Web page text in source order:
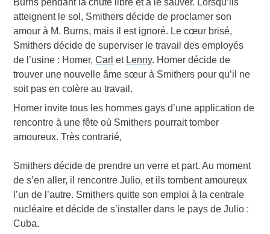
Burns pendant la chute libre et à le sauver. Lorsqu’ils
atteignent le sol, Smithers décide de proclamer son
amour à M. Burns, mais il est ignoré. Le cœur brisé,
Smithers décide de superviser le travail des employés
de l’usine : Homer,Carl et Lenny. Homer décide de
trouver une nouvelle âme sœur à Smithers pour qu’il ne
soit pas en colère au travail.
Homer invite tous les hommes gays d’une application de
rencontre à une fête où Smithers pourrait tomber
amoureux. Très contrarié,
Smithers décide de prendre un verre et part. Au moment
de s’en aller, il rencontre Julio, et ils tombent amoureux
l’un de l’autre. Smithers quitte son emploi à la centrale
nucléaire et décide de s’installer dans le pays de Julio :
Cuba.